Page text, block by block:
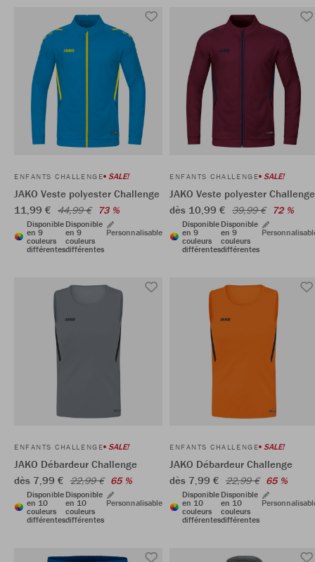
ENFANTS CHALLENGE SALE!
JAKO Veste polyester Challenge
11,99 € 44,99 € 73 %
Disponible
en 9
couleurs
différentes
Disponible
en 9
couleurs
différentes
Personnalisable
ENFANTS CHALLENGE SALE!
JAKO Veste polyester Challenge
dès 10,99 € 39,99 € 72 %
Disponible
en 9
couleurs
différentes
Disponible
en 9
couleurs
différentes
ENFANTS CHALLENGE SALE!
JAKO Débardeur Challenge
dès 7,99 € 22,99 € 65 %
Disponible
en 10
couleurs
différentes
Disponible
en 10
couleurs
différentes
Personnalisable
ENFANTS CHALLENGE SALE!
JAKO Débardeur Challenge
dès 7,99 € 22,99 € 65 %
Disponible
en 10
couleurs
différentes
Disponible
en 10
couleurs
différentes